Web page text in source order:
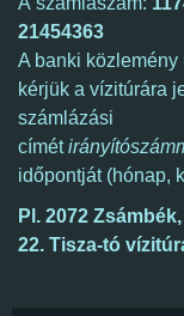
21454363
A banki közlemény
kérjük a vízitúrára
számlázási
címét
időpontját (hónap,
Pl. 2072
22. Tisza-tó